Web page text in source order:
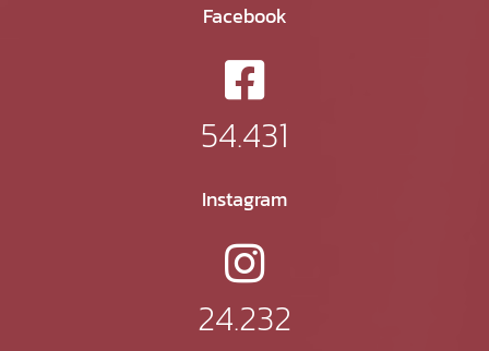
Facebook
54.431
Instagram
24.232